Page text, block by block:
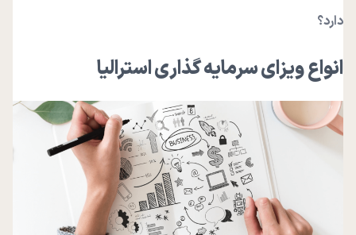
دارد؟
انواع ویزای سرمایه گذاری استرالیا